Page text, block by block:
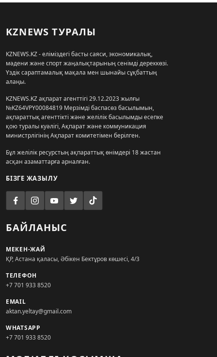
KZNEWS ТУРАЛЫ
KZNEWS.KZ - еліміздегі басты саяси, экономикалық,
мәдени және спорт жаңалықтарының сенімді дереккөзі.
Үздік сараптамалық мақала мен шынайы сұқбаттың
алаңы.
KZNEWS.KZ ақпарат агенттігі 29.12.2023 жылғы
№KZ64VPY00084819 Мерзімді баспасөз басылымын,
ақпараттық агенттікті және желілік басылымды есепке
қою туралы куәлігі, Ақпарат және коммуникация
министрлігінің Ақпарат комитетімен берілген.
Бұл желілік ресурстың ақпараттық өнімдері 18 жастан
асқан азаматтарға арналған.
БІЗГЕ ЖАЗЫЛУ
БАЙЛАНЫС
МЕКЕН-ЖАЙ
ҚР, Астана қаласы, Әбікен Бектұров көшесі, 4/3
ТЕЛЕФОН
+7 701 933 8520
EMAIL
aktan.yeltay@gmail.com
WHATSAPP
+7 701 933 8520